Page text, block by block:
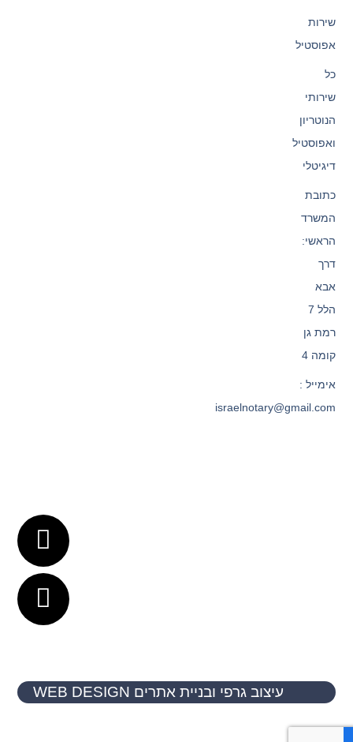
שירות
אפוסטיל
כל
שירותי
הנוטריון
ואפוסטיל
דיגיטלי
כתובת
המשרד
הראשי:
דרך
אבא
הלל 7
רמת גן
קומה 4
אימייל :
israelnotary@gmail.com
עיצוב גרפי ובניית אתרים WEB DESIGN